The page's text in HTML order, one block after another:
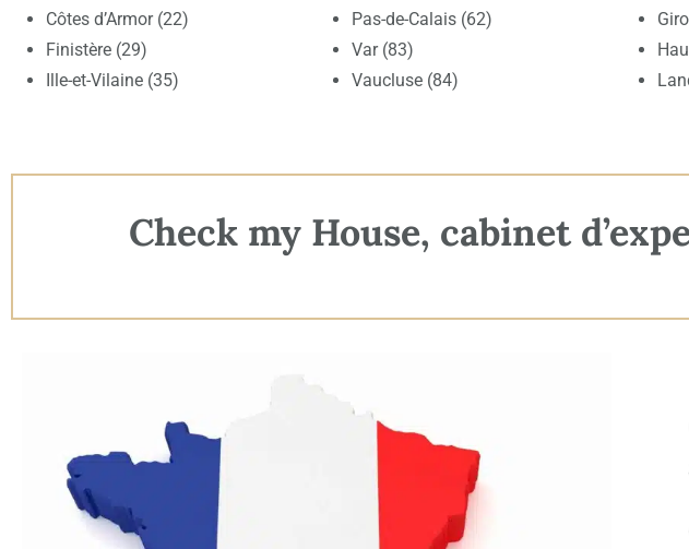
Côtes d’Armor (22)
Finistère (29)
Ille-et-Vilaine (35)
Pas-de-Calais (62)
Var (83)
Vaucluse (84)
Check my House, cabinet